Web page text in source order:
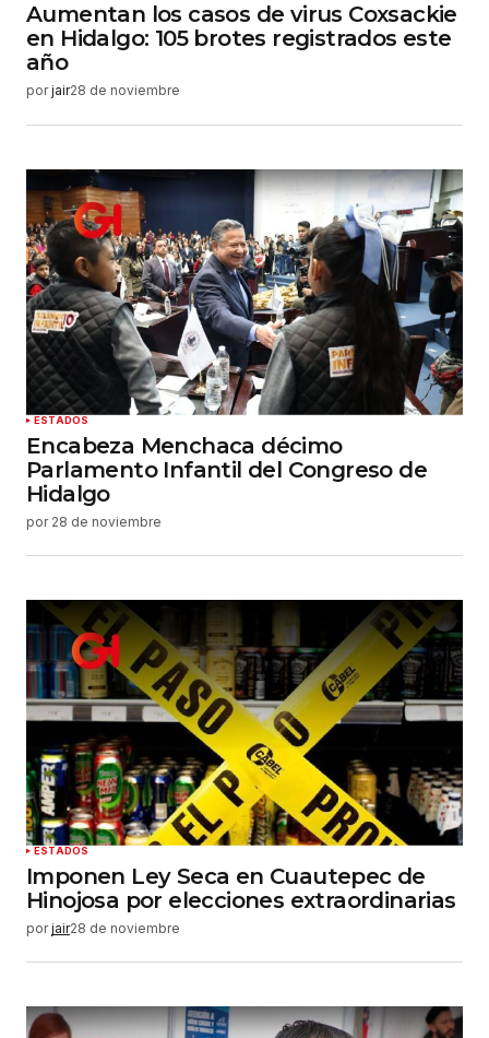
Aumentan los casos de virus Coxsackie
en Hidalgo: 105 brotes registrados este
año
por jair28 de noviembre
ESTADOS
Encabeza Menchaca décimo
Parlamento Infantil del Congreso de
Hidalgo
por 28 de noviembre
ESTADOS
Imponen Ley Seca en Cuautepec de
Hinojosa por elecciones extraordinarias
por jair28 de noviembre